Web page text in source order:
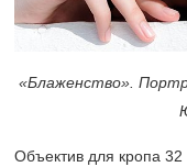
«Блаженство».
Объектив для кропа